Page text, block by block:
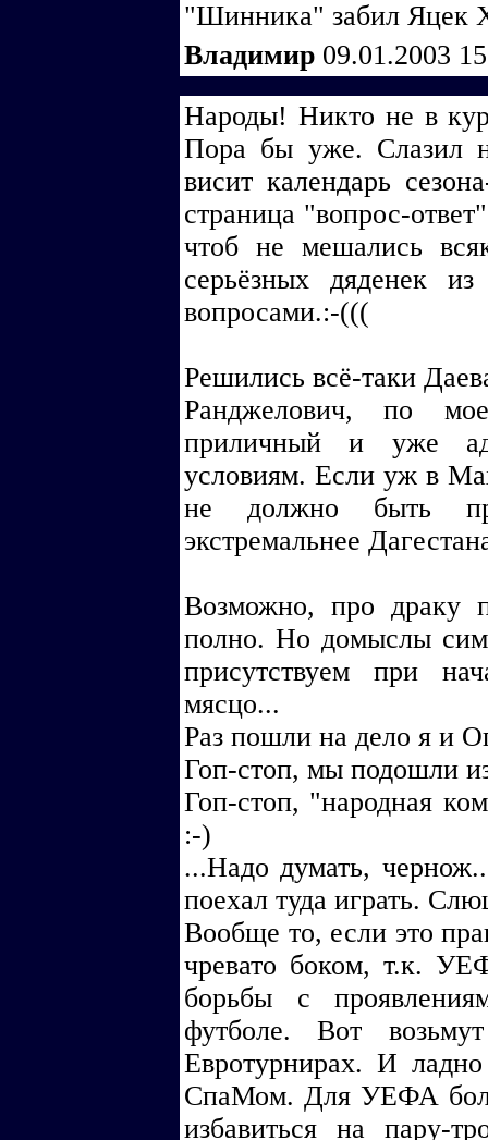
"Шинника" забил Яцек
Владимир 09.01.2003
Народы! Никто не в
Пора бы уже. Слазил
висит календарь
страница "вопрос-
чтоб не мешались
серьёзных дяденек
вопросами.:-(((
Решились всё-таки
Ранджелович, по
приличный и уже
условиям. Если уж в
не должно быть
экстремальнее
Возможно, про драку
полно. Но домыслы
присутствуем при
мясцо...
Раз пошли на дело я и
Гоп-стоп, мы подошли
Гоп-стоп, "народная
:-)
...Надо думать,
поехал туда играть.
Вообще то, если это
чревато боком, т.к.
борьбы с
футболе. Вот
Евротурнирах. И
СпаМом. Для УЕФА
избавиться на пару-